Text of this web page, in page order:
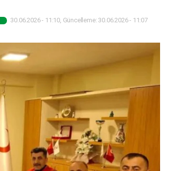
30.06.2026 - 11:10, Güncelleme: 30.06.2026 - 11:07